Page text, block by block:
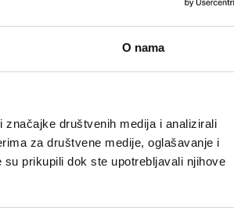
O nama
društvenih medija i analizirali
za društvene medije, oglašavanje i
prikupili dok ste upotrebljavali njihove